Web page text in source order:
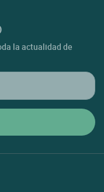
la actualidad de